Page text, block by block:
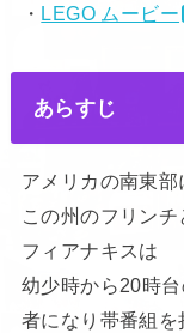
・ LEGO ムービー
あらすじ
アメリカの南東部
この州のフリン
フィアナキスは
幼少時から20時
者になり帯番組を